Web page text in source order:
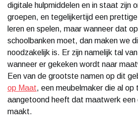
digitale hulpmiddelen en in staat zijn
groepen, en tegelijkertijd een
leren en spelen, maar wanneer dat
schoolbanken moet, dan maken we
noodzakelijk is. Er zijn namelijk tal
wanneer er gekeken wordt naar
Een van de grootste namen op dit
op Maat, een meubelmaker die al op
aangetoond heeft dat maatwerk een
maakt.